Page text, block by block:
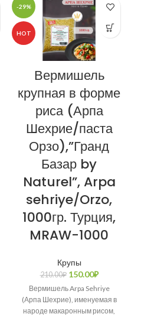
-29%
HOT
Вермишель
крупная в форме
риса (Арпа
Шехрие/паста
Орзо),”Гранд
Базар by
Naturel”, Arpa
sehriye/Orzo,
1000гр. Турция,
MRAW-1000
Крупы
210.00₽ 150.00₽
Вермишель Arpa Sehriye
(Арпа Шехрие), именуемая в
народе макаронным рисом,